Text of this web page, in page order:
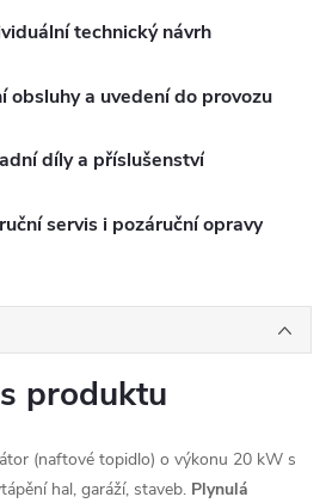
technický návrh
obsluhy a uvedení do provozu
díly a příslušenství
servis i pozáruční opravy
produktu
(naftové topidlo) o výkonu 20 kW s
hal, garáží, staveb. Plynulá